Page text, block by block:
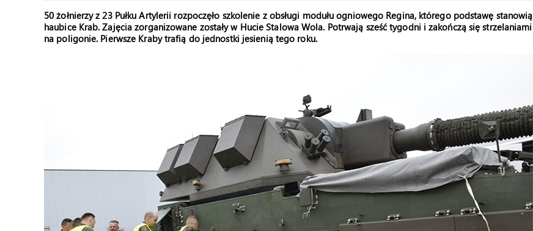
50 żołnierzy z 23 Pułku Artylerii rozpoczęło szkolenie z obsługi modułu ogniowego Regina, którego podstawę stanowią
haubice Krab. Zajęcia zorganizowane zostały w Hucie Stalowa Wola. Potrwają sześć tygodni i zakończą się strzelaniami
na poligonie. Pierwsze Kraby trafią do jednostki jesienią tego roku.